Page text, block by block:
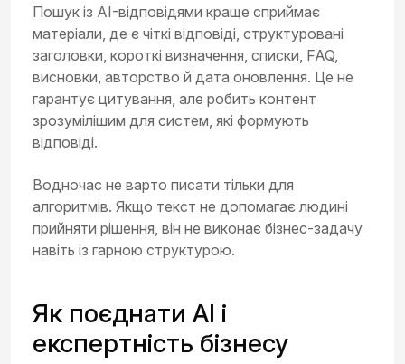
Пошук із AI-відповідями краще сприймає
матеріали, де є чіткі відповіді, структуровані
заголовки, короткі визначення, списки, FAQ,
висновки, авторство й дата оновлення. Це не
гарантує цитування, але робить контент
зрозумілішим для систем, які формують
відповіді.
Водночас не варто писати тільки для
алгоритмів. Якщо текст не допомагає людині
прийняти рішення, він не виконає бізнес-задачу
навіть із гарною структурою.
Як поєднати AI і
експертність бізнесу